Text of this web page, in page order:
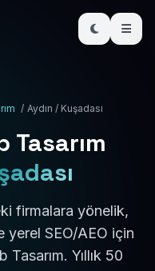
/ Aydın / Kuşadası
Tasarım
firmalara yönelik,
yerel SEO/AEO için
Yıllık 50